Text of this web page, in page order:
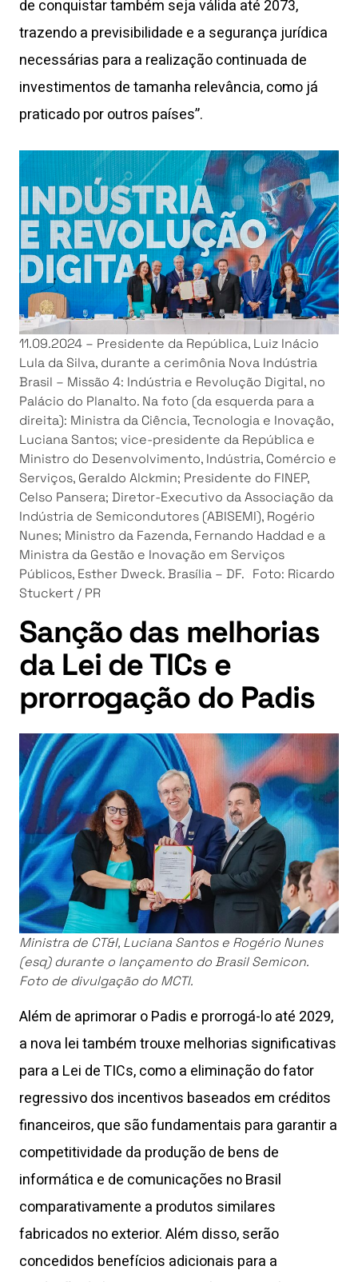
de conquistar também seja válida até 2073,
trazendo a previsibilidade e a segurança jurídica
necessárias para a realização continuada de
investimentos de tamanha relevância, como já
praticado por outros países”.
11.09.2024 – Presidente da República, Luiz Inácio
Lula da Silva, durante a cerimônia Nova Indústria
Brasil – Missão 4: Indústria e Revolução Digital, no
Palácio do Planalto. Na foto (da esquerda para a
direita): Ministra da Ciência, Tecnologia e Inovação,
Luciana Santos; vice-presidente da República e
Ministro do Desenvolvimento, Indústria, Comércio e
Serviços, Geraldo Alckmin; Presidente do FINEP,
Celso Pansera; Diretor-Executivo da Associação da
Indústria de Semicondutores (ABISEMI), Rogério
Nunes; Ministro da Fazenda, Fernando Haddad e a
Ministra da Gestão e Inovação em Serviços
Públicos, Esther Dweck. Brasília – DF. Foto: Ricardo
Stuckert / PR
Sanção das melhorias
da Lei de TICs e
prorrogação do Padis
Ministra de CT&I, Luciana Santos e Rogério Nunes
(esq) durante o lançamento do Brasil Semicon.
Foto de divulgação do MCTI.
Além de aprimorar o Padis e prorrogá-lo até 2029,
a nova lei também trouxe melhorias significativas
para a Lei de TICs, como a eliminação do fator
regressivo dos incentivos baseados em créditos
financeiros, que são fundamentais para garantir a
competitividade da produção de bens de
informática e de comunicações no Brasil
comparativamente a produtos similares
fabricados no exterior. Além disso, serão
concedidos benefícios adicionais para a